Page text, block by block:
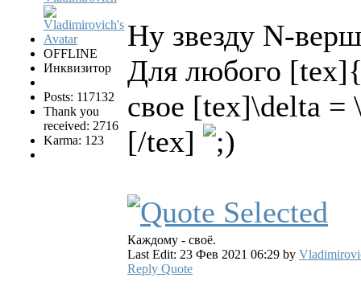
OFFLINE
Инквизитор
Posts: 117132
Thank you
received: 2716
Karma: 123
Ну звезду N-
Для любого
свое [tex]\delta
[/tex]
Каждому - своё.
Last Edit: 23 Фев 2021 06:29 by
Reply Quote